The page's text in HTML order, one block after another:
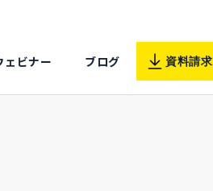
ェビナー ブログ 資料請求